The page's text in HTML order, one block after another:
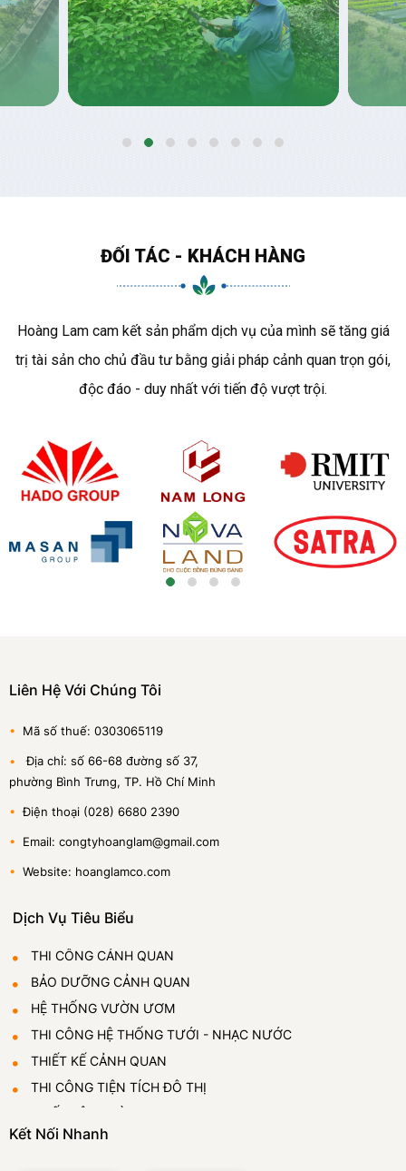
ĐỐI TÁC - KHÁCH HÀNG
Hoàng Lam cam kết sản phẩm dịch vụ của mình sẽ tăng giá
trị tài sản cho chủ đầu tư bằng giải pháp cảnh quan trọn gói,
độc đáo - duy nhất với tiến độ vượt trội.
Liên Hệ Với Chúng Tôi
• Mã số thuế: 0303065119
• Địa chỉ: số 66-68 đường số 37,
phường Bình Trưng, TP. Hồ Chí Minh
• Điện thoại (028) 6680 2390
• Email: congtyhoanglam@gmail.com
• Website: hoanglamco.com
Dịch Vụ Tiêu Biểu
THI CÔNG CẢNH QUAN
BẢO DƯỠNG CẢNH QUAN
HỆ THỐNG VƯỜN ƯƠM
THI CÔNG HỆ THỐNG TƯỚI - NHẠC NƯỚC
THIẾT KẾ CẢNH QUAN
THI CÔNG TIỆN TÍCH ĐÔ THỊ
CUNG CẤP VÀ CHO THUÊ CÂY CẢNH
Kết Nối Nhanh